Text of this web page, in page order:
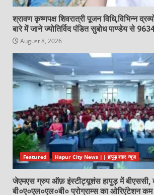
श्रावण कृष्णपक्ष शिवरात्री पूजन विधि,विभिन्न
बारे में जाने ज्योतिर्विद पंडित सुबोध पाण्डेय से
August 8, 2026
Featured Hapur City News || हापुड़ शहर न्यूज़
जेएमएस ग्रुप ऑफ़ इंस्टीट्यूशंस हापुड़ में बीएससी,
बी०ए०एल०एल०बी० प्रोग्राम्स का ओरिएंटेशन